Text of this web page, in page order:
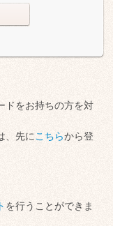
ドをお持ちの方を対
、先に こちらから登
を行うことができま